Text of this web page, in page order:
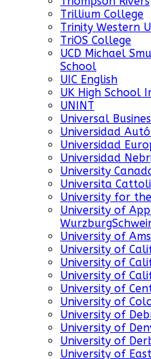
Trillium College
Trinity Western
TriOS College
UCD Michael
School
UIC English
UK High School
UNINT
Universal
Universidad
Universidad
Universidad
University
Universita
University for
University of
University of
University of
University of
University of
University of
University of
University of
University of
University of
University of